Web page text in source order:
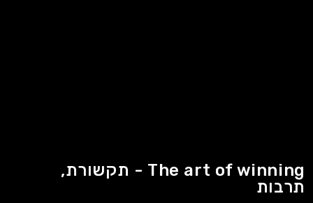
The art of winning - תקשורת,
תרבות